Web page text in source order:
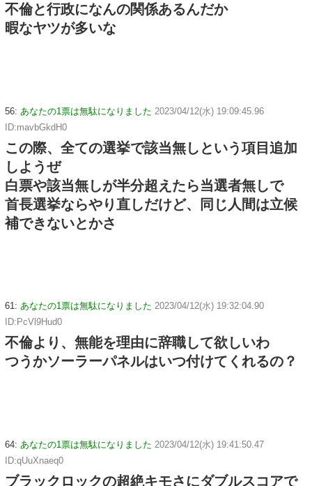
不倫と行政になんの関係あるんだか
暇なヤツが多いな
56: あなたの1票は無駄になりました 2023/04/12(水) 19:09:45.96
ID:mavbGkdH0
この際、全ての選挙で該当無しという項目追加
しようぜ
白票や該当無しが半分超えたら当選者無しで
首長選挙ならやり直しだけど、同じ人間は立候
補できないとかさ
61: あなたの1票は無駄になりました 2023/04/12(水) 19:32:04.90
ID:PcVl9Hud0
不倫より、無能を理由に辞職して欲しいわ
つうかソーラーパネルはいつ付けてくれるの？
64: あなたの1票は無駄になりました 2023/04/12(水) 19:41:50.47
ID:qUuXnaeq0
ブラックロックの超絶キモさにダブルスコアで